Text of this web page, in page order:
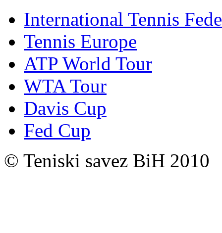
International Tennis
Tennis Europe
ATP World Tour
WTA Tour
Davis Cup
Fed Cup
© Teniski savez BiH 2010